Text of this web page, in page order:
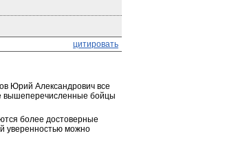
цитировать
Юрий Александрович все
вышеперечисленные бойцы
более достоверные
уверенностью можно